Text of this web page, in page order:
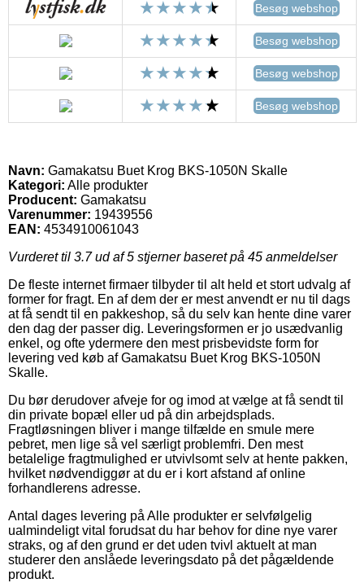
Besøg webshop
Besøg webshop
Besøg webshop
Besøg webshop
Navn: Gamakatsu Buet Krog BKS-1050N Skalle
Kategori: Alle produkter
Producent: Gamakatsu
Varenummer: 19439556
EAN: 4534910061043
Vurderet til 3.7ud af 5 stjerner baseret på 45 anmeldelser
De fleste internet firmaer tilbyder til alt held et stort udvalg af
former for fragt. En af dem der er mest anvendt er nu til dags
at få sendt til en pakkeshop, så du selv kan hente dine varer
den dag der passer dig. Leveringsformen er jo usædvanlig
enkel, og ofte ydermere den mest prisbevidste form for
levering ved køb af Gamakatsu Buet Krog BKS-1050N
Skalle.
Du bør derudover afveje for og imod at vælge at få sendt til
din private bopæl eller ud på din arbejdsplads.
Fragtløsningen bliver i mange tilfælde en smule mere
pebret, men lige så vel særligt problemfri. Den mest
betalelige fragtmulighed er utvivlsomt selv at hente pakken,
hvilket nødvendiggør at du er i kort afstand af online
forhandlerens adresse.
Antal dages levering på Alle produkter er selvfølgelig
ualmindeligt vital forudsat du har behov for dine nye varer
straks, og af den grund er det uden tvivl aktuelt at man
studerer den anslåede leveringsdato på det pågældende
produkt.